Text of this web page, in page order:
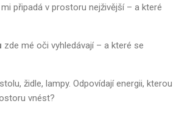
mi připadá v prostoru nejživější – a které
zde mé oči vyhledávají – a které se
stolu, židle, lampy. Odpovídají energii, kterou
vnést?